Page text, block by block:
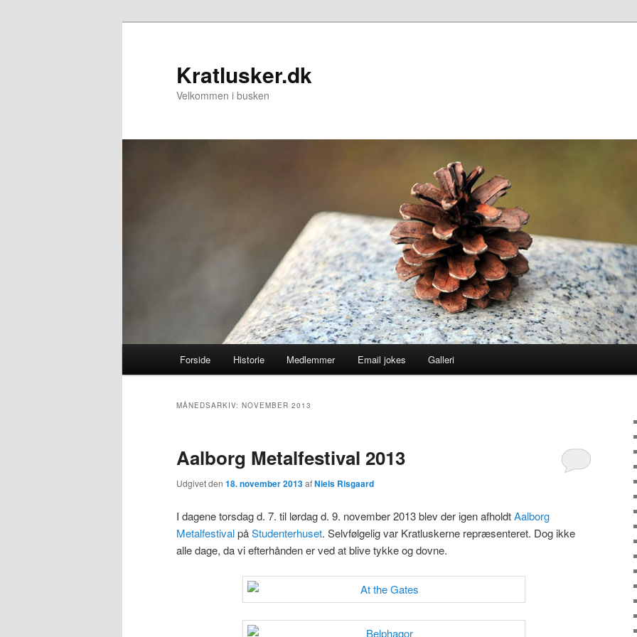
Kratlusker.dk
Velkommen i busken
Forside Historie Medlemmer Email jokes Galleri
MÅNEDSARKIV: NOVEMBER 2013
Aalborg Metalfestival 2013
Udgivet den 18. november 2013afNiels Risgaard
I dagene torsdag d. 7. til lørdag d. 9. november 2013 blev der igen afholdtAalborg
MetalfestivalpåStudenterhuset. Selvfølgelig var Kratluskerne repræsenteret. Dog ikke
alle dage, da vi efterhånden er ved at blive tykke og dovne.